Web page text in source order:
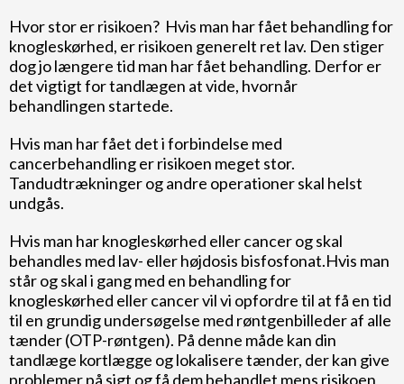
Hvor stor er risikoen? Hvis man har fået behandling for
knogleskørhed, er risikoen generelt ret lav. Den stiger
dog jo længere tid man har fået behandling. Derfor er
det vigtigt for tandlægen at vide, hvornår
behandlingen startede.
Hvis man har fået det i forbindelse med
cancerbehandling er risikoen meget stor.
Tandudtrækninger og andre operationer skal helst
undgås.
Hvis man har knogleskørhed eller cancer og skal
behandles med lav- eller højdosis bisfosfonat.Hvis man
står og skal i gang med en behandling for
knogleskørhed eller cancer vil vi opfordre til at få en tid
til en grundig undersøgelse med røntgenbilleder af alle
tænder (OTP-røntgen). På denne måde kan din
tandlæge kortlægge og lokalisere tænder, der kan give
problemer på sigt og få dem behandlet mens risikoen